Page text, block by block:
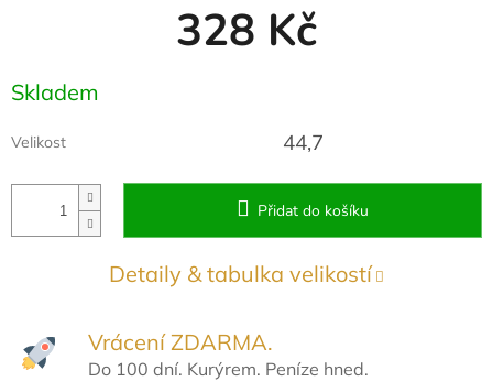
328 Kč
Měrná
cena:
Skladem
Velikost 44,7
Přidat do košíku
Detaily & tabulka velikostí
Vrácení ZDARMA.
Do 100 dní. Kurýrem. Peníze hned.